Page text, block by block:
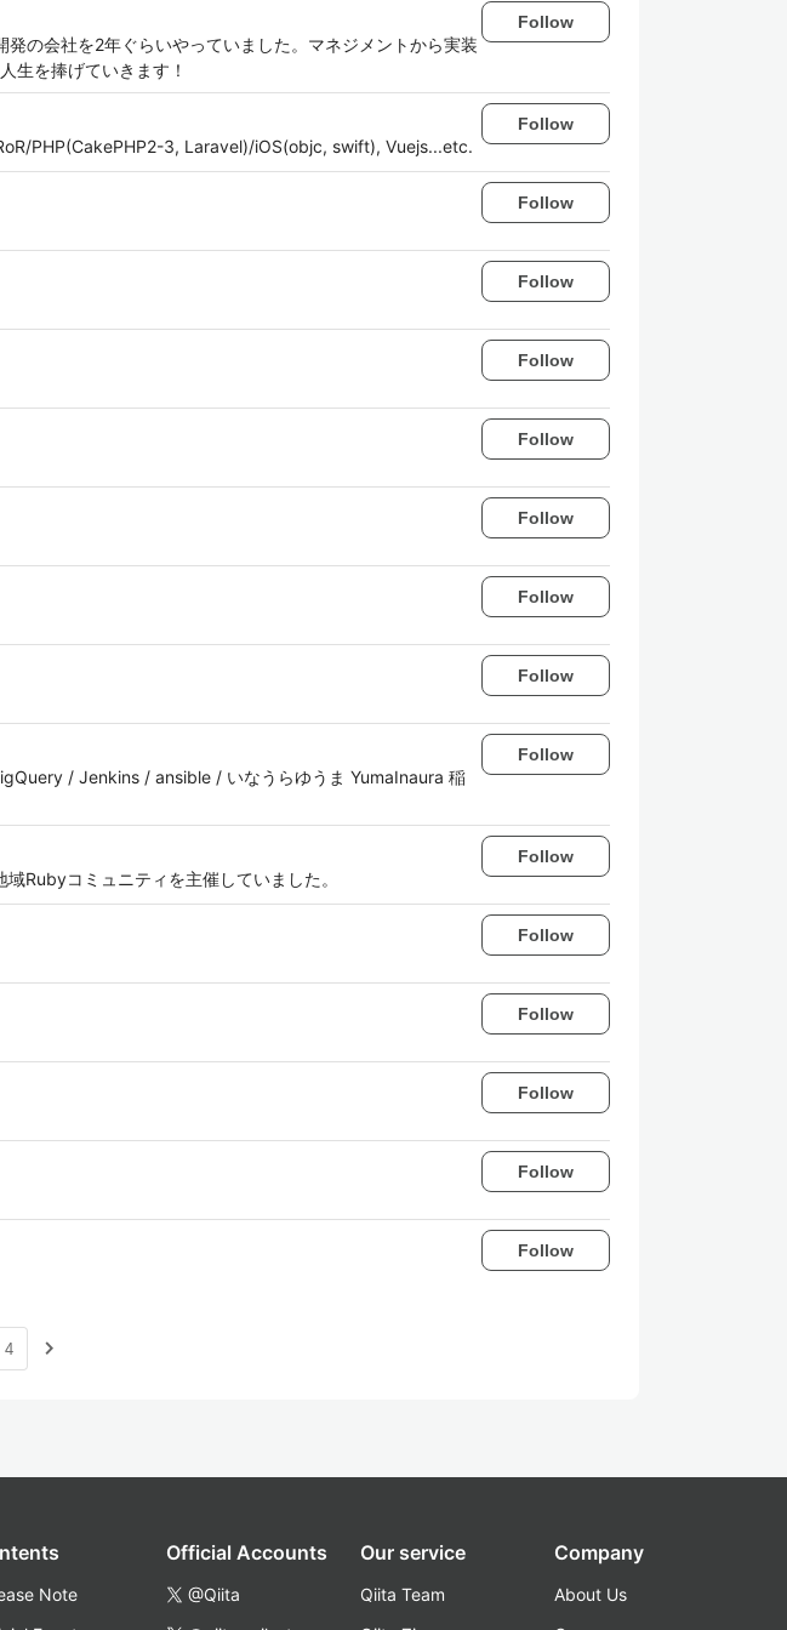
の会社を2年ぐらいやっていました。マネジメントから実装
生を捧げていきます！
Follow
PHP(CakePHP2-3, Laravel)/iOS(objc, swift), Vuejs...etc.
Follow
Follow
Follow
Follow
Follow
Follow
Follow
Follow
/ Jenkins / ansible / いなうらゆうま YumaInaura 稲
Follow
Rubyコミュニティを主催していました。
Follow
Follow
Follow
Follow
Follow
Follow
4 navigate_next
Note
Official Accounts
@Qiita
Our service
Qiita Team
Company
About Us